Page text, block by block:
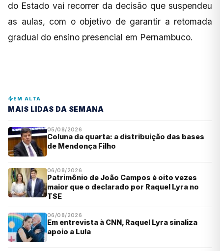
do Estado vai recorrer da decisão que suspendeu
as aulas, com o objetivo de garantir a retomada
gradual do ensino presencial em Pernambuco.
EM ALTA
MAIS LIDAS DA SEMANA
05/08/2026
Coluna da quarta: a distribuição das bases
de Mendonça Filho
06/08/2026
Patrimônio de João Campos é oito vezes
maior que o declarado por Raquel Lyra no
TSE
06/08/2026
Em entrevista à CNN, Raquel Lyra sinaliza
apoio a Lula